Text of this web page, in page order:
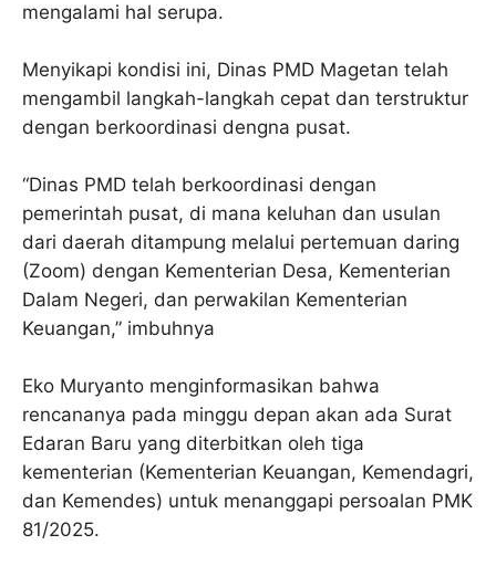
mengalami hal serupa.
Menyikapi kondisi ini, Dinas PMD Magetan telah
mengambil langkah-langkah cepat dan terstruktur
dengan berkoordinasi dengna pusat.
“Dinas PMD telah berkoordinasi dengan
pemerintah pusat, di mana keluhan dan usulan
dari daerah ditampung melalui pertemuan daring
(Zoom) dengan Kementerian Desa, Kementerian
Dalam Negeri, dan perwakilan Kementerian
Keuangan,” imbuhnya
Eko Muryanto menginformasikan bahwa
rencananya pada minggu depan akan ada Surat
Edaran Baru yang diterbitkan oleh tiga
kementerian (Kementerian Keuangan, Kemendagri,
dan Kemendes) untuk menanggapi persoalan PMK
81/2025.